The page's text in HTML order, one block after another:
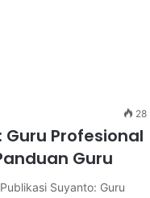
28
Profesional
Guru
Suyanto: Guru